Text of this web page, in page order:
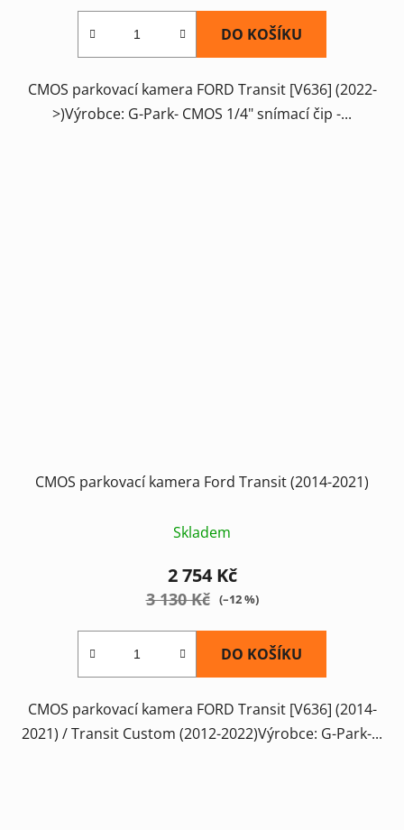
DO KOŠÍKU
CMOS parkovací kamera FORD Transit [V636] (2022-
>)Výrobce: G-Park- CMOS 1/4" snímací čip -...
CMOS parkovací kamera Ford Transit (2014-2021)
Skladem
2 754 Kč
3 130 Kč (–12 %)
DO KOŠÍKU
CMOS parkovací kamera FORD Transit [V636] (2014-
2021) / Transit Custom (2012-2022)Výrobce: G-Park-...